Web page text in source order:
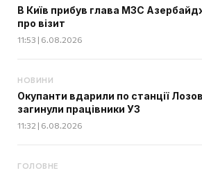
В Київ прибув глава МЗС
про візит
11:53 | 6.08.2026
НОВИНИ
Окупанти вдарили по станції
загинули працівники УЗ
11:32 | 6.08.2026
ГОЛОВНЕ